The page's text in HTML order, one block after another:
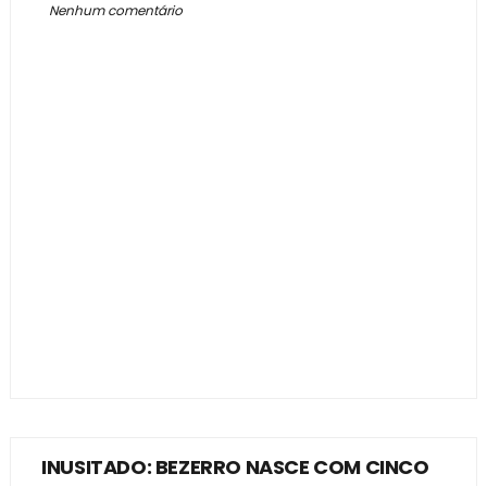
Nenhum comentário
INUSITADO: BEZERRO NASCE COM CINCO